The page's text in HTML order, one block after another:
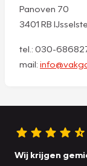
Panoven 70
3401 RB
tel.: 030-
mail:
Wij krijgen